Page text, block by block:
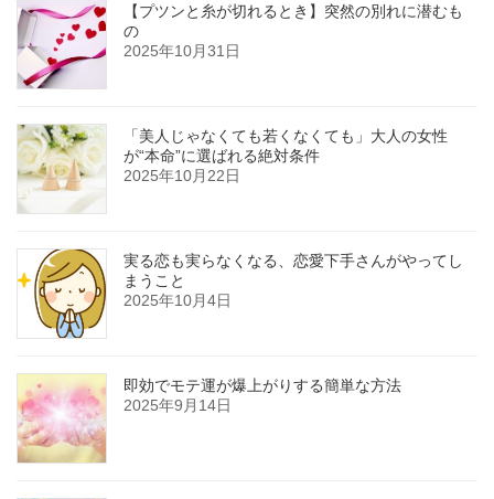
【プツンと糸が切れるとき】突然の別れに潜むも
の
2025年10月31日
「美人じゃなくても若くなくても」大人の女性
が“本命”に選ばれる絶対条件
2025年10月22日
実る恋も実らなくなる、恋愛下手さんがやってし
まうこと
2025年10月4日
即効でモテ運が爆上がりする簡単な方法
2025年9月14日